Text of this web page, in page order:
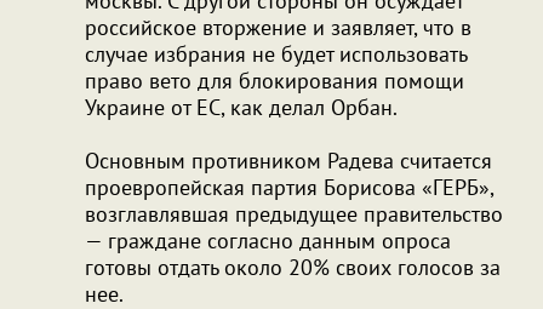
российское вторжение и заявляет, что в
случае избрания не будет использовать
право вето для блокирования помощи
Украине от ЕС, как делал Орбан.
Основным противником Радева считается
проевропейская партия Борисова «ГЕРБ»,
возглавлявшая предыдущее правительство
— граждане согласно данным опроса
готовы отдать около 20% своих голосов за
нее.